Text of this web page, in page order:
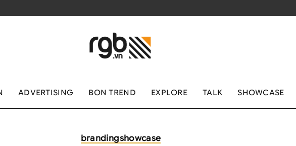
ADVERTISING BON TREND EXPLORE TALK SHOWCASE
brandingshowcase